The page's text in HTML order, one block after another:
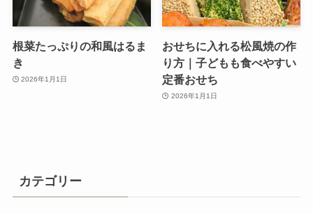
根菜たっぷりの和風はるま
き
2026年1月1日
おせちに入れる松風焼の作
り方｜子どもも食べやすい
定番おせち
2026年1月1日
カテゴリー